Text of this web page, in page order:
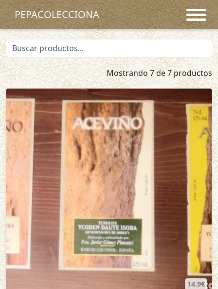
PEPACOLECCIONA
Mostrando 7 de 7 productos
14.9€